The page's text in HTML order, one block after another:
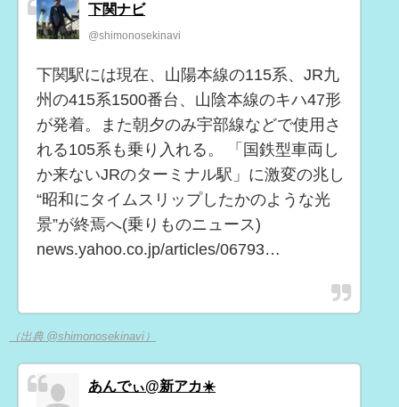
下関ナビ
@shimonosekinavi
下関駅には現在、山陽本線の115系、JR九
州の415系1500番台、山陰本線のキハ47形
が発着。また朝夕のみ宇部線などで使用さ
れる105系も乗り入れる。 「国鉄型車両し
か来ないJRのターミナル駅」に激変の兆し
“昭和にタイムスリップしたかのような光
景”が終焉へ(乗りものニュース)
news.yahoo.co.jp/articles/06793…
（出典 @shimonosekinavi）
あんでぃ@新アカ☀️